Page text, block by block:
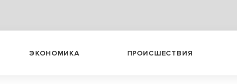
ЭКОНОМИКА ПРОИСШЕСТВИЯ